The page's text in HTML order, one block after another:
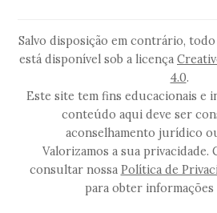
Salvo disposição em contrário,
está disponível sob a licença
4.0.
Este site tem fins educacionais e
conteúdo aqui deve ser
aconselhamento jurídico
Valorizamos a sua privacidade.
consultar nossa Política de
para obter informações